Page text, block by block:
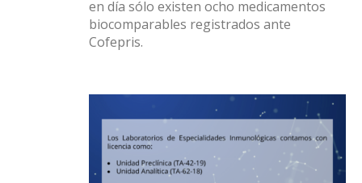
en día sólo existen ocho medicamentos
biocomparables registrados ante
Cofepris.